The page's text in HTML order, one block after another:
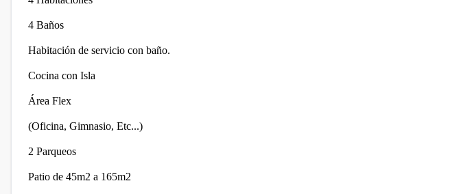
4 Baños
Habitación de servicio con baño.
Cocina con Isla
Área Flex
(Oficina, Gimnasio, Etc...)
2 Parqueos
Patio de 45m2 a 165m2